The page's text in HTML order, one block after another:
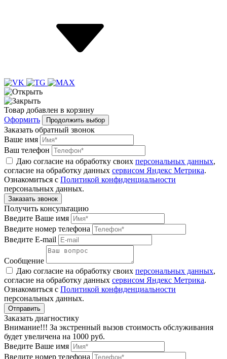
Товар добавлен в корзину
Оформить
Продолжить выбор
Заказать обратный звонок
Ваше имя
Ваш телефон
Даю согласие на обработку своих персональных данных,
согласие на обработку данных сервисом Яндекс Метрика.
Ознакомиться с Политикой конфиденциальности
персональных данных.
Получить консультацию
Введите Ваше имя
Введите номер телефона
Введите E-mail
Сообщение
Даю согласие на обработку своих персональных данных,
согласие на обработку данных сервисом Яндекс Метрика.
Ознакомиться с Политикой конфиденциальности
персональных данных.
Заказать диагностику
Внимание!!! За экстренный вызов стоимость обслуживания
будет увеличена на 1000 руб.
Введите Ваше имя
Введите номер телефона